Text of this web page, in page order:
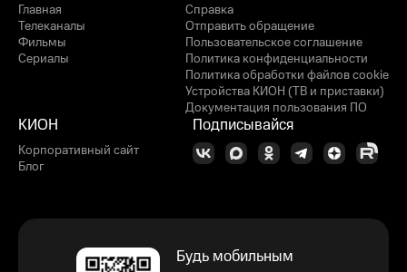
Главная
Телеканалы
Фильмы
Сериалы
Справка
Отправить обращение
Пользовательское соглашение
Политика конфиденциальности
Политика обработки файлов cookie
Устройства КИОН (ТВ и приставки)
Документация пользования ПО
КИОН
Корпоративный сайт
Блог
Подписывайся
Будь мобильным